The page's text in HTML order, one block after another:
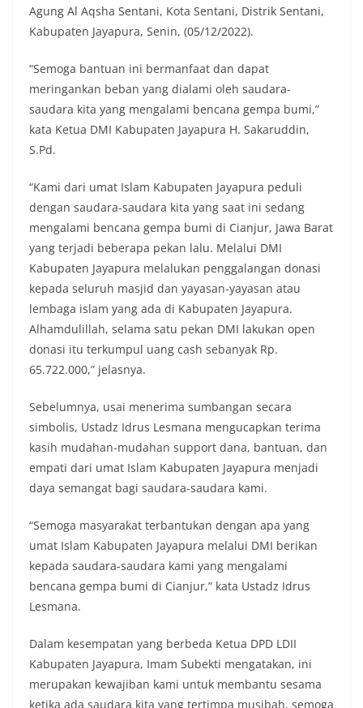
Agung Al Aqsha Sentani, Kota Sentani, Distrik Sentani,
Kabupaten Jayapura, Senin, (05/12/2022).
“Semoga bantuan ini bermanfaat dan dapat
meringankan beban yang dialami oleh saudara-
saudara kita yang mengalami bencana gempa bumi,”
kata Ketua DMI Kabupaten Jayapura H. Sakaruddin,
S.Pd.
“Kami dari umat Islam Kabupaten Jayapura peduli
dengan saudara-saudara kita yang saat ini sedang
mengalami bencana gempa bumi di Cianjur, Jawa Barat
yang terjadi beberapa pekan lalu. Melalui DMI
Kabupaten Jayapura melalukan penggalangan donasi
kepada seluruh masjid dan yayasan-yayasan atau
lembaga islam yang ada di Kabupaten Jayapura.
Alhamdulillah, selama satu pekan DMI lakukan open
donasi itu terkumpul uang cash sebanyak Rp.
65.722.000,” jelasnya.
Sebelumnya, usai menerima sumbangan secara
simbolis, Ustadz Idrus Lesmana mengucapkan terima
kasih mudahan-mudahan support dana, bantuan, dan
empati dari umat Islam Kabupaten Jayapura menjadi
daya semangat bagi saudara-saudara kami.
“Semoga masyarakat terbantukan dengan apa yang
umat Islam Kabupaten Jayapura melalui DMI berikan
kepada saudara-saudara kami yang mengalami
bencana gempa bumi di Cianjur,” kata Ustadz Idrus
Lesmana.
Dalam kesempatan yang berbeda Ketua DPD LDII
Kabupaten Jayapura, Imam Subekti mengatakan, ini
merupakan kewajiban kami untuk membantu sesama
ketika ada saudara kita yang tertimpa musibah, semoga